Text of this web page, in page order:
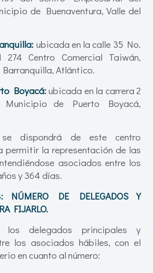
de Buenaventura, Valle del
ubicada en la calle 35 No.
274 Centro Comercial Taiwán,
Atlántico.
Boyacá:ubicada en la carrera 2
de Puerto Boyacá,
se dispondrá de este centro
permitir la representación de las
asociados entre los
y 364 días.
NÚMERO DE DELEGADOS Y
FIJARLO.
los delegados principales y
los asociados hábiles, con el
en cuanto al número: